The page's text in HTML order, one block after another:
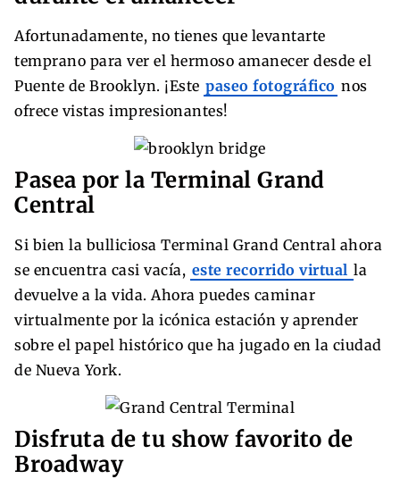
Afortunadamente, no tienes que levantarte
temprano para ver el hermoso amanecer desde el
Puente de Brooklyn. ¡Este paseo fotográfico nos
ofrece vistas impresionantes!
Pasea por la Terminal Grand
Central
Si bien la bulliciosa Terminal Grand Central ahora
se encuentra casi vacía, este recorrido virtual la
devuelve a la vida. Ahora puedes caminar
virtualmente por la icónica estación y aprender
sobre el papel histórico que ha jugado en la ciudad
de Nueva York.
Disfruta de tu show favorito de
Broadway